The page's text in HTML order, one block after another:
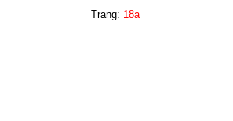
Trang: 18a